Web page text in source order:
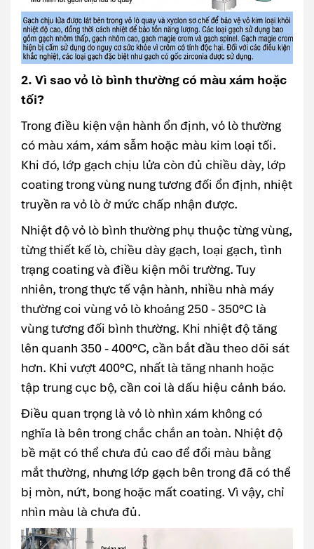
2. Vì sao vỏ lò bình thường có màu xám hoặc
tối?
Trong điều kiện vận hành ổn định, vỏ lò thường
có màu xám, xám sẫm hoặc màu kim loại tối.
Khi đó, lớp gạch chịu lửa còn đủ chiều dày, lớp
coating trong vùng nung tương đối ổn định, nhiệt
truyền ra vỏ lò ở mức chấp nhận được.
Nhiệt độ vỏ lò bình thường phụ thuộc từng vùng,
từng thiết kế lò, chiều dày gạch, loại gạch, tình
trạng coating và điều kiện môi trường. Tuy
nhiên, trong thực tế vận hành, nhiều nhà máy
thường coi vùng vỏ lò khoảng 250 - 350°C là
vùng tương đối bình thường. Khi nhiệt độ tăng
lên quanh 350 - 400°C, cần bắt đầu theo dõi sát
hơn. Khi vượt 400°C, nhất là tăng nhanh hoặc
tập trung cục bộ, cần coi là dấu hiệu cảnh báo.
Điều quan trọng là vỏ lò nhìn xám không có
nghĩa là bên trong chắc chắn an toàn. Nhiệt độ
bề mặt có thể chưa đủ cao để đổi màu bằng
mắt thường, nhưng lớp gạch bên trong đã có thể
bị mòn, nứt, bong hoặc mất coating. Vì vậy, chỉ
nhìn màu là chưa đủ.